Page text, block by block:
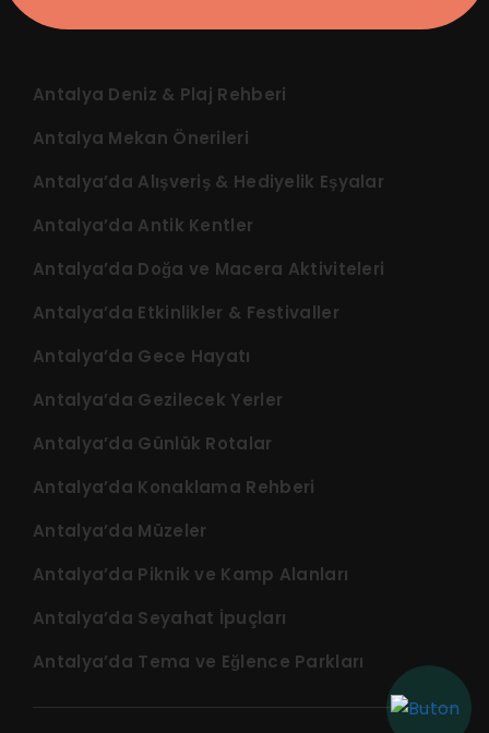
Antalya Deniz & Plaj Rehberi
Antalya Mekan Önerileri
Antalya’da Alışveriş & Hediyelik Eşyalar
Antalya’da Antik Kentler
Antalya’da Doğa ve Macera Aktiviteleri
Antalya’da Etkinlikler & Festivaller
Antalya’da Gece Hayatı
Antalya’da Gezilecek Yerler
Antalya’da Günlük Rotalar
Antalya’da Konaklama Rehberi
Antalya’da Müzeler
Antalya’da Piknik ve Kamp Alanları
Antalya’da Seyahat İpuçları
Antalya’da Tema ve Eğlence Parkları